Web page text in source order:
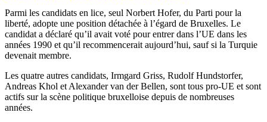
Parmi les candidats en lice, seul Norbert Hofer, du Parti pour la
liberté, adopte une position détachée à l’égard de Bruxelles. Le
candidat a déclaré qu’il avait voté pour entrer dans l’UE dans les
années 1990 et qu’il recommencerait aujourd’hui, sauf si la Turquie
devenait membre.
Les quatre autres candidats, Irmgard Griss, Rudolf Hundstorfer,
Andreas Khol et Alexander van der Bellen, sont tous pro-UE et sont
actifs sur la scène politique bruxelloise depuis de nombreuses
années.